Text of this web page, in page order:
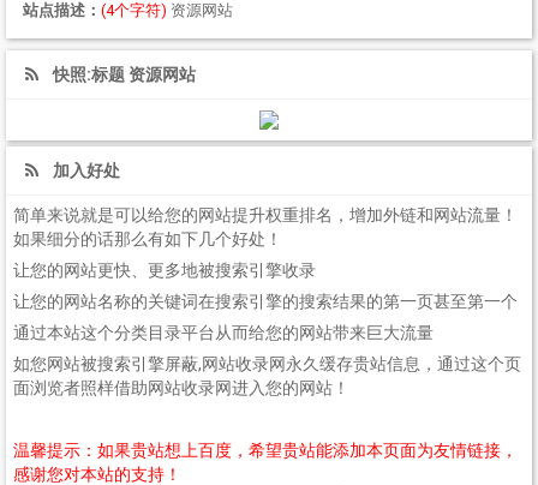
站点描述： (4个字符) 资源网站
快照:标题 资源网站
加入好处
简单来说就是可以给您的网站提升权重排名，增加外链和网站流量！
如果细分的话那么有如下几个好处！
让您的网站更快、更多地被搜索引擎收录
让您的网站名称的关键词在搜索引擎的搜索结果的第一页甚至第一个
通过本站这个分类目录平台从而给您的网站带来巨大流量
如您网站被搜索引擎屏蔽,网站收录网永久缓存贵站信息，通过这个页
面浏览者照样借助网站收录网进入您的网站！
温馨提示：如果贵站想上百度，希望贵站能添加本页面为友情链接，
感谢您对本站的支持！